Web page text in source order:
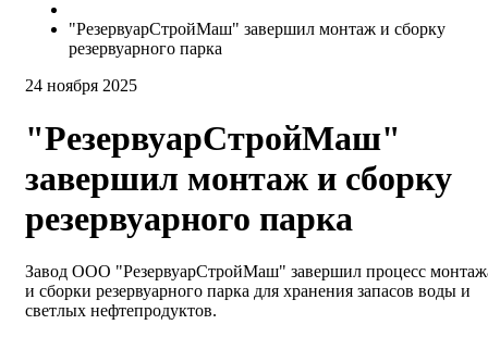
"РезервуарСтройМаш" завершил монтаж и сборку
резервуарного парка
24 ноября 2025
"РезервуарСтройМаш"
завершил монтаж и сборку
резервуарного парка
Завод ООО "РезервуарСтройМаш" завершил процесс
и сборки резервуарного парка для хранения запасов воды и
светлых нефтепродуктов.